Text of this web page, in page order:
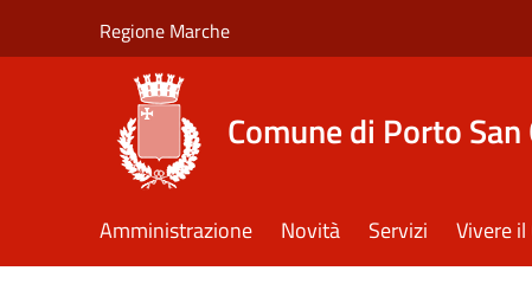
Regione Marche
Comune di Porto
Amministrazione Novità Servizi Vivere